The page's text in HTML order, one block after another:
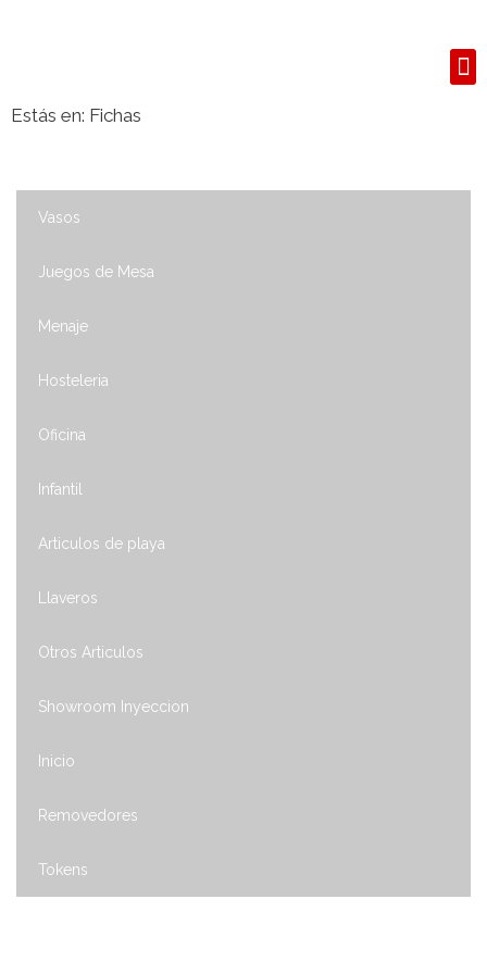
Estás en: Fichas
Vasos
Juegos de Mesa
Menaje
Hosteleria
Oficina
Infantil
Articulos de playa
Llaveros
Otros Articulos
Showroom Inyeccion
Inicio
Removedores
Tokens